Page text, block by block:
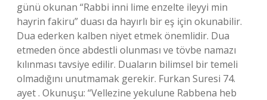
günü okunan “Rabbi inni lime enzelte ileyyi min
hayrin fakiru” duası da hayırlı bir eş için okunabilir.
Dua ederken kalben niyet etmek önemlidir. Dua
etmeden önce abdestli olunması ve tövbe namazı
kılınması tavsiye edilir. Duaların bilimsel bir temeli
olmadığını unutmamak gerekir. Furkan Suresi 74.
ayet . Okunuşu: “Vellezine yekulune Rabbena heb